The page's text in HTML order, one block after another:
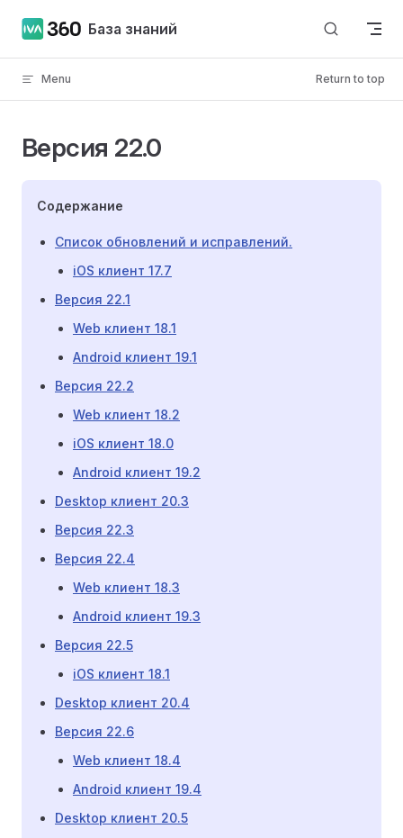
Skip to contentБаза знаний
Menu Return to top
Версия 22.0
Содержание
Список обновлений и исправлений.
iOS клиент 17.7
Версия 22.1
Web клиент 18.1
Android клиент 19.1
Версия 22.2
Web клиент 18.2
iOS клиент 18.0
Android клиент 19.2
Desktop клиент 20.3
Версия 22.3
Версия 22.4
Web клиент 18.3
Android клиент 19.3
Версия 22.5
iOS клиент 18.1
Desktop клиент 20.4
Версия 22.6
Web клиент 18.4
Android клиент 19.4
Desktop клиент 20.5